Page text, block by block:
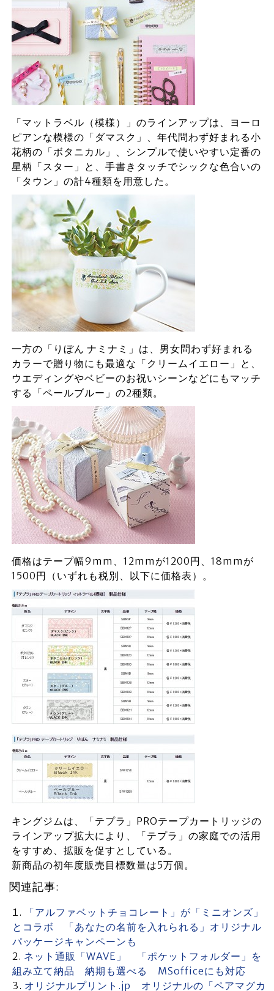
「マットラベル（模様）」のラインアップは、ヨーロ
ピアンな模様の「ダマスク」、年代問わず好まれる小
花柄の「ボタニカル」、シンプルで使いやすい定番の
星柄「スター」と、手書きタッチでシックな色合いの
「タウン」の計4種類を用意した。
一方の「りぼん ナミナミ」は、男女問わず好まれる
カラーで贈り物にも最適な「クリームイエロー」と、
ウエディングやベビーのお祝いシーンなどにもマッチ
する「ペールブルー」の2種類。
価格はテープ幅9mm、12mmが1200円、18mmが
1500円（いずれも税別、以下に価格表）。
キングジムは、「テプラ」PROテープカートリッジの
ラインアップ拡大により、「テプラ」の家庭での活用
をすすめ、拡販を促すとしている。
新商品の初年度販売目標数量は5万個。
関連記事:
「アルファベットチョコレート」が「ミニオンズ」
とコラボ 「あなたの名前を入れられる」オリジナル
パッケージキャンペーンも
ネット通販「WAVE」 「ポケットフォルダー」を
組み立て納品 納期も選べる MSofficeにも対応
オリジナルプリント.jp オリジナルの「ペアマグカ